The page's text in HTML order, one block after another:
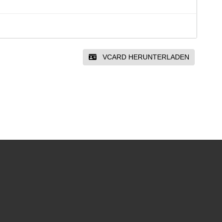
VCARD HERUNTERLADEN